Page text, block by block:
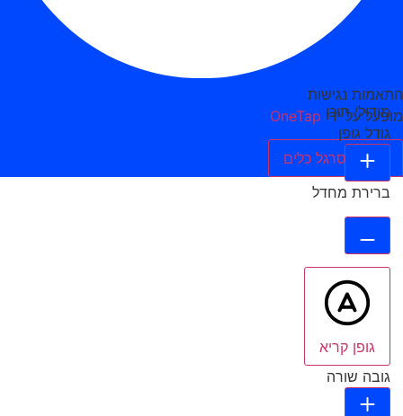
התאמות נגישות
מופעל על ידי OneTap
הסתר סרגל כלים
מודולי תוכן
גודל גופן
ברירת מחדל
גופן קריא
גובה שורה